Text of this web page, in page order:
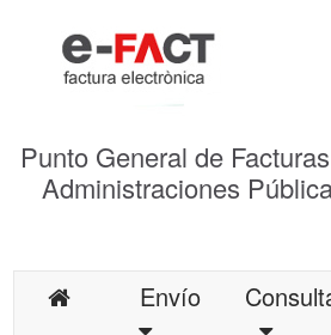
Punto General de
Administraciones
Envío